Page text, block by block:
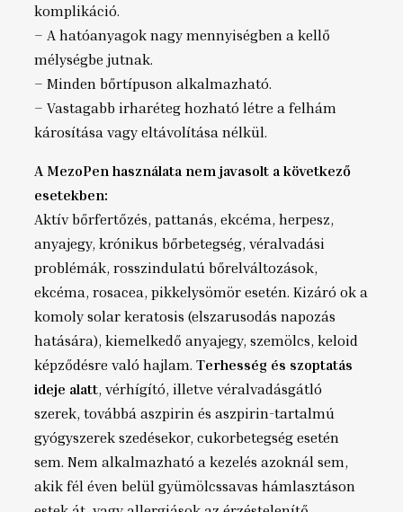
komplikáció.
– A hatóanyagok nagy mennyiségben a kellő
mélységbe jutnak.
– Minden bőrtípuson alkalmazható.
– Vastagabb irharéteg hozható létre a felhám
károsítása vagy eltávolítása nélkül.
A MezoPen használata nem javasolt a következő
esetekben:
Aktív bőrfertőzés, pattanás, ekcéma, herpesz,
anyajegy, krónikus bőrbetegség, véralvadási
problémák, rosszindulatú bőrelváltozások,
ekcéma, rosacea, pikkelysömör esetén. Kizáró ok a
komoly solar keratosis (elszarusodás napozás
hatására), kiemelkedő anyajegy, szemölcs, keloid
képződésre való hajlam. Terhesség és szoptatás
ideje alatt, vérhígító, illetve véralvadásgátló
szerek, továbbá aszpirin és aszpirin-tartalmú
gyógyszerek szedésekor, cukorbetegség esetén
sem. Nem alkalmazható a kezelés azoknál sem,
akik fél éven belül gyümölcssavas hámlasztáson